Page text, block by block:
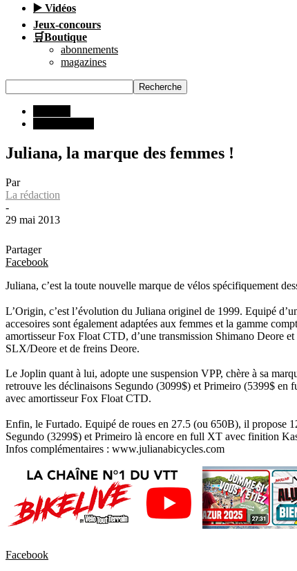
▶️ Vidéos
Jeux-concours
🛒Boutique
abonnements
magazines
Juliana, la marque des femmes !
Par
La rédaction
-
29 mai 2013
Partager
Facebook
Juliana, c’est la toute nouvelle marque de vélos spécifiquement
L’Origin, c’est l’évolution du Juliana originel de 1999. Equipé
accesoires sont également adaptées aux femmes et la gamme
amortisseur Fox Float CTD, d’une transmission Shimano Deore
SLX/Deore et de freins Deore.
Le Joplin quant à lui, adopte une suspension VPP, chère à sa
retrouve les déclinaisons Segundo (3099$) et Primeiro (5399$ en
avec amortisseur Fox Float CTD.
Enfin, le Furtado. Equipé de roues en 27.5 (ou 650B), il propose
Segundo (3299$) et Primeiro là encore en full XT avec finition
Infos complémentaires : www.julianabicycles.com
Facebook